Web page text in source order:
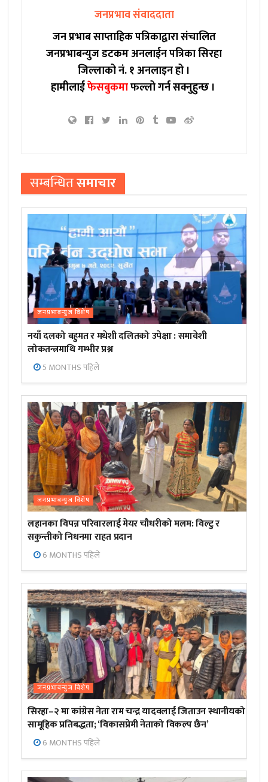
जनप्रभाव संवाददाता
जन प्रभाब साप्ताहिक पत्रिकाद्वारा संचालित
जनप्रभाबन्युज डटकम अनलाईन पत्रिका सिरहा
जिल्लाको नं. १ अनलाइन हो ।
हामीलाईफेसबुकमाफल्लो गर्न सक्नुहुन्छ ।
सम्बन्धितसमाचार
जनप्रभाबन्युज विशेष
नयाँ दलको बहुमत र मधेशी दलितको उपेक्षा : समावेशी
लोकतन्त्रमाथि गम्भीर प्रश्न
5 MONTHS पहिले
जनप्रभाबन्युज विशेष
लहानका विपन्न परिवारलाई मेयर चौधरीको मलम: विल्टु र
सकुन्तीको निधनमा राहत प्रदान
6 MONTHS पहिले
जनप्रभाबन्युज विशेष
सिरहा–२ मा कांग्रेस नेता राम चन्द्र यादवलाई जिताउन स्थानीयको
सामूहिक प्रतिबद्धता; ‘विकासप्रेमी नेताको विकल्प छैन’
6 MONTHS पहिले